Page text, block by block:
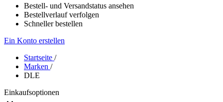
Bestell- und Versandstatus ansehen
Bestellverlauf verfolgen
Schneller bestellen
Ein Konto erstellen
Startseite /
Marken /
DLE
Einkaufsoptionen